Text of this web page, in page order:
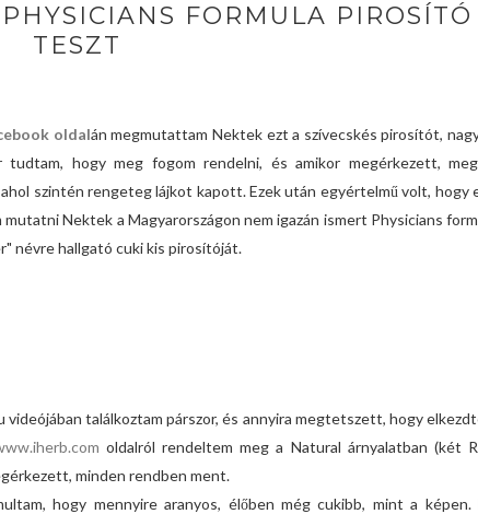
FORMULA PIROSÍTÓ
TESZT
oldalán megmutattam Nektek ezt a szívecskés pirosítót,
tudtam, hogy meg fogom rendelni, és amikor megérkezett,
szintén rengeteg lájkot kapott. Ezek után egyértelmű volt, hogy
Nektek a Magyarországon nem igazán ismert Physicians
névre hallgató cuki kis pirosítóját.
találkoztam párszor, és annyira megtetszett, hogy
oldalról rendeltem meg a Natural árnyalatban (két
minden rendben ment.
hogy mennyire aranyos, élőben még cukibb, mint a képen.